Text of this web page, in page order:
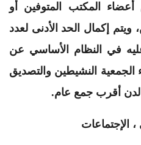
المكتب المتوفين أو
ويتم إكمال الحد الأدنى لعدد
في النظام الأساسي عن
النشيطين والتصديق
لدن أقرب جمع عام.